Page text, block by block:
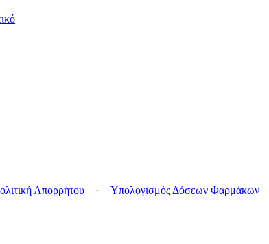
Απορρήτου ·
Υπολογισμός Δόσεων Φαρμάκων